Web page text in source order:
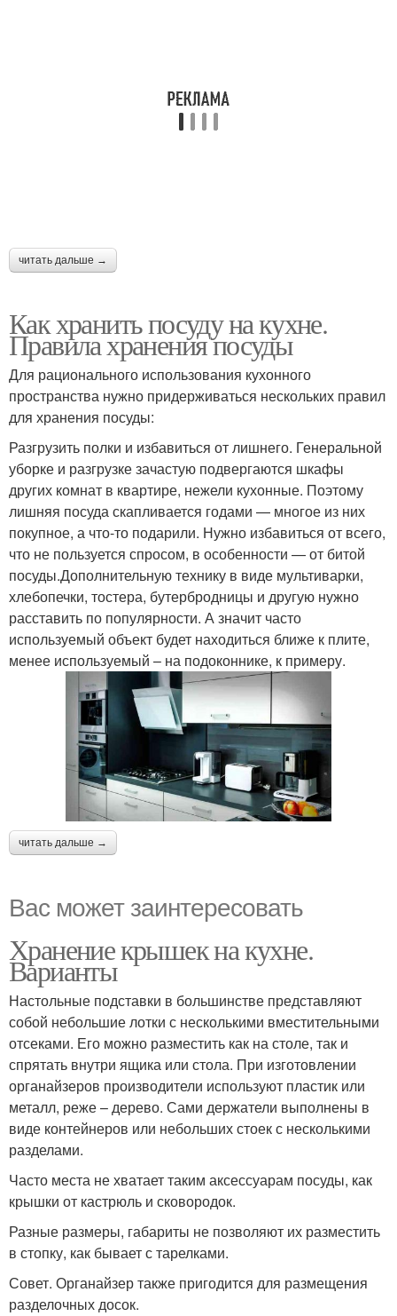
читать дальше →
Как хранить посуду на кухне.
Правила хранения посуды
Для рационального использования кухонного
пространства нужно придерживаться нескольких правил
для хранения посуды:
Разгрузить полки и избавиться от лишнего. Генеральной
уборке и разгрузке зачастую подвергаются шкафы
других комнат в квартире, нежели кухонные. Поэтому
лишняя посуда скапливается годами — многое из них
покупное, а что-то подарили. Нужно избавиться от всего,
что не пользуется спросом, в особенности — от битой
посуды.Дополнительную технику в виде мультиварки,
хлебопечки, тостера, бутербродницы и другую нужно
расставить по популярности. А значит часто
используемый объект будет находиться ближе к плите,
менее используемый – на подоконнике, к примеру.
читать дальше →
Вас может заинтересовать
Хранение крышек на кухне.
Варианты
Настольные подставки в большинстве представляют
собой небольшие лотки с несколькими вместительными
отсеками. Его можно разместить как на столе, так и
спрятать внутри ящика или стола. При изготовлении
органайзеров производители используют пластик или
металл, реже – дерево. Сами держатели выполнены в
виде контейнеров или небольших стоек с несколькими
разделами.
Часто места не хватает таким аксессуарам посуды, как
крышки от кастрюль и сковородок.
Разные размеры, габариты не позволяют их разместить
в стопку, как бывает с тарелками.
Совет. Органайзер также пригодится для размещения
разделочных досок.